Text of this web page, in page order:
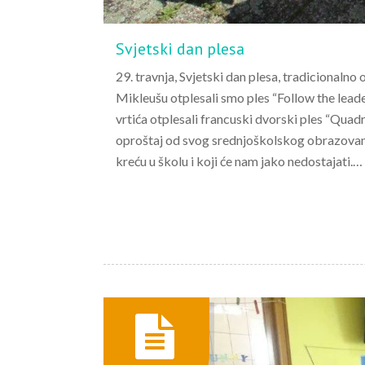
Svjetski dan plesa
29. travnja, Svjetski dan plesa, tradicionalno
Mikleušu otplesali smo ples “Follow the
vrtića otplesali francuski dvorski ples
oproštaj od svog srednjoškolskog
kreću u školu i koji će nam jako nedostajati.…